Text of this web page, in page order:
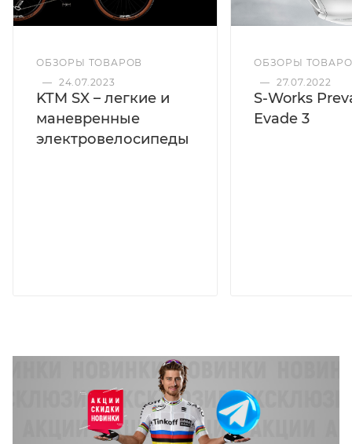
ОБЗОРЫ ТОВАРОВ
— 24.07.2023
KTM SX – легкие и
маневренные
электровелосипеды
ОБЗОРЫ
— 27.07.2022
S-Works
Evade 3